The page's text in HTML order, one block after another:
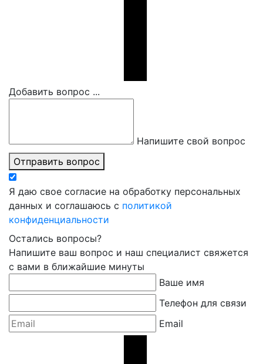
Добавить вопрос ...
Напишите свой вопрос
Отправить вопрос
Я даю свое согласие на обработку персональных
данных и соглашаюсь с политикой
конфиденциальности
Остались вопросы?
Напишите ваш вопрос и наш специалист свяжется
с вами в ближайшие минуты
Ваше имя
Телефон для связи
Email